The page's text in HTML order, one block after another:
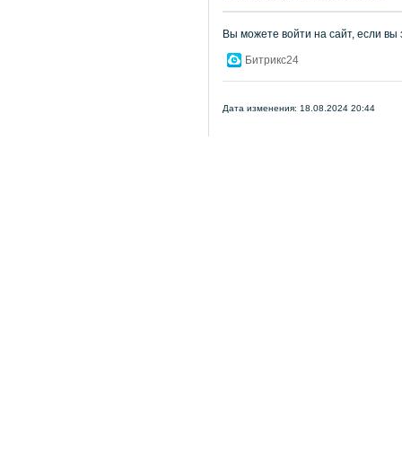
Вы можете войти на сайт, если вы
Битрикс24
Дата изменения: 18.08.2024 20:44